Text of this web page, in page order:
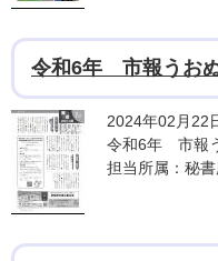
令和6年 市報うお
2024年02月22
令和6年 市報
担当所属：秘